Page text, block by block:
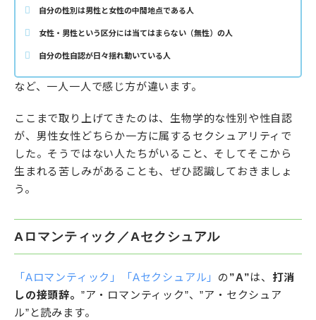
自分の性別は男性と女性の中間地点である人
女性・男性という区分には当てはまらない（無性）の人
自分の性自認が日々揺れ動いている人
など、一人一人で感じ方が違います。
ここまで取り上げてきたのは、生物学的な性別や性自認
が、男性女性どちらか一方に属するセクシュアリティで
した。そうではない人たちがいること、そしてそこから
生まれる苦しみがあることも、ぜひ認識しておきましょ
う。
Aロマンティック／Aセクシュアル
「Aロマンティック」「Aセクシュアル」 の”A”は、 打消
しの接頭辞。 ”ア・ロマンティック”、”ア・セクシュア
ル”と読みます。